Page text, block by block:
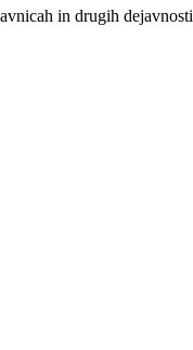
in drugih